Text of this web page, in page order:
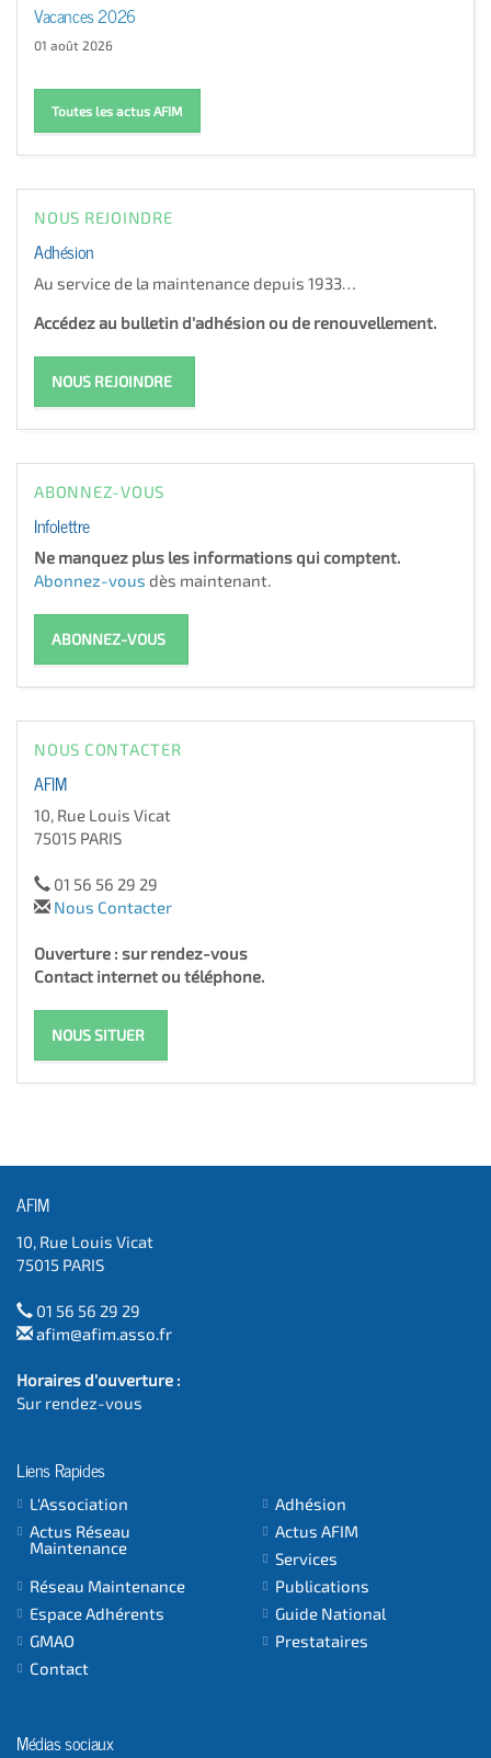
Vacances 2026
01 août 2026
Toutes les actus AFIM
NOUS REJOINDRE
Adhésion
Au service de la maintenance depuis 1933…
Accédez au bulletin d'adhésion ou de renouvellement.
NOUS REJOINDRE
ABONNEZ-VOUS
Infolettre
Ne manquez plus les informations qui comptent.
Abonnez-vous dès maintenant.
ABONNEZ-VOUS
NOUS CONTACTER
AFIM
10, Rue Louis Vicat
75015 PARIS
01 56 56 29 29
Nous Contacter
Ouverture : sur rendez-vous
Contact internet ou téléphone.
NOUS SITUER
AFIM
10, Rue Louis Vicat
75015 PARIS
01 56 56 29 29
afim@afim.asso.fr
Horaires d'ouverture :
Sur rendez-vous
Liens Rapides
L'Association
Adhésion
Actus Réseau
Maintenance
Actus AFIM
Services
Réseau Maintenance
Publications
Espace Adhérents
Guide National
GMAO
Prestataires
Contact
Médias sociaux